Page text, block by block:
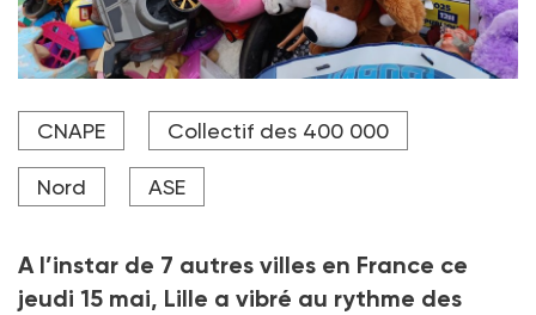
Les 400 000 est un collectif regroupant associations,
institutions, fédérations et acteurs de la société civile
évoque le nombre d'enfants nécessitant d'être
protégés par les pouvoirs publics, de manière
maltraitances et de violences.
Crédit photo DR
CNAPE Collectif des 400 000
Nord ASE
A l’instar de 7 autres villes en France ce
jeudi 15 mai, Lille a vibré au rythme des